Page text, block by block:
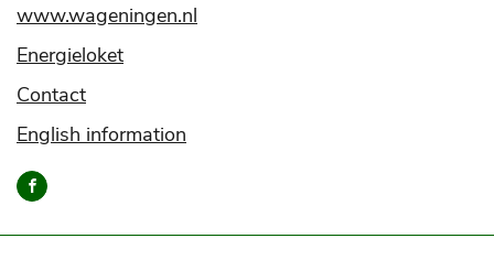
www.wageningen.nl
Energieloket
Contact
English information
Bereik
ons